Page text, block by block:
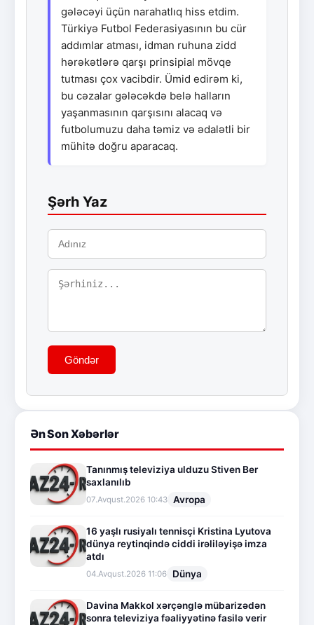
gələcəyi üçün narahatlıq hiss etdim.
Türkiyə Futbol Federasiyasının bu cür
addımlar atması, idman ruhuna zidd
hərəkətlərə qarşı prinsipial mövqe
tutması çox vacibdir. Ümid edirəm ki,
bu cəzalar gələcəkdə belə halların
yaşanmasının qarşısını alacaq və
futbolumuzu daha təmiz və ədalətli bir
mühitə doğru aparacaq.
Şərh Yaz
Göndər
Ən Son Xəbərlər
Tanınmış televiziya ulduzu Stiven Ber
saxlanılıb
07.Avqust.2026 10:43 Avropa
16 yaşlı rusiyalı tennisçi Kristina Lyutova
dünya reytinqində ciddi irəliləyişə imza
atdı
04.Avqust.2026 11:06 Dünya
Davina Makkol xərçənglə mübarizədən
sonra televiziya fəaliyyətinə fasilə verir